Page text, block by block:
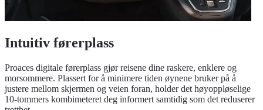
Intuitiv førerplass
Proaces digitale førerplass gjør reisene dine raskere, enklere og
morsommere. Plassert for å minimere tiden øynene bruker på å
justere mellom skjermen og veien foran, holder det høyoppløselige
10-tommers kombimeteret deg informert samtidig som det reduserer